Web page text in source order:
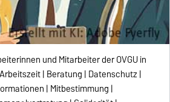
und Mitarbeiter der OVGU in
| Beratung | Datenschutz |
| Mitbestimmung |